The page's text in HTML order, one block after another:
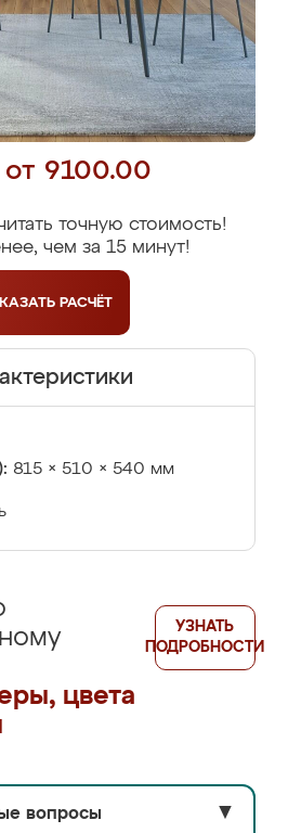
9100.00
точную стоимость!
чем за 15 минут!
РАСЧЁТ
815 × 510 × 540 мм
цвета
УЗНАТЬ
ПОДРОБНОСТИ
вопросы ▼